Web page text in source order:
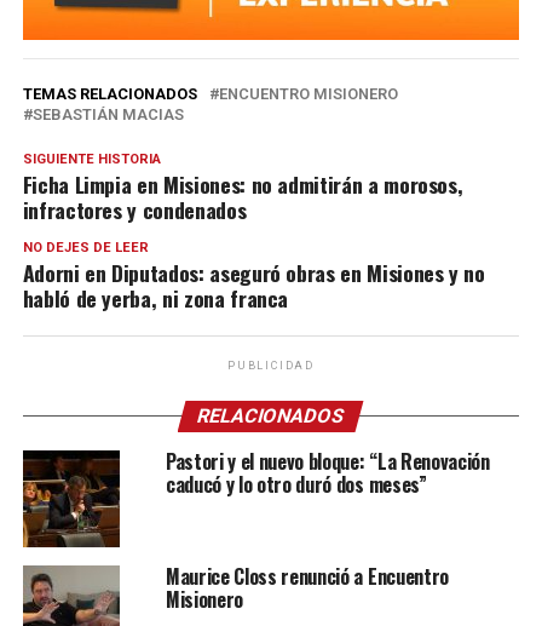
TEMAS RELACIONADOS
ENCUENTRO MISIONERO
SEBASTIÁN MACIAS
SIGUIENTE HISTORIA
Ficha Limpia en Misiones: no admitirán a morosos,
infractores y condenados
NO DEJES DE LEER
Adorni en Diputados: aseguró obras en Misiones y no
habló de yerba, ni zona franca
PUBLICIDAD
RELACIONADOS
Pastori y el nuevo bloque: “La Renovación
caducó y lo otro duró dos meses”
Maurice Closs renunció a Encuentro
Misionero